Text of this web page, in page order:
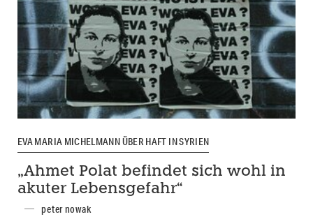
EVA MARIA MICHELMANN ÜBER HAFT IN SYRIEN
„Ahmet Polat befindet sich wohl in
akuter Lebensgefahr“
peter nowak